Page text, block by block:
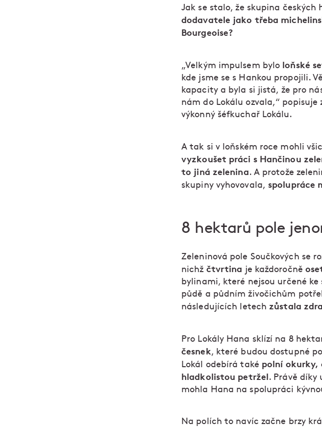
Jak se stalo, že skupina českých
dodavatele jako třeba
Bourgeoise?
„Velkým impulsem bylo loňské
kde jsme se s Hankou propojili.
kapacity a byla si jistá, že pro
nám do Lokálu ozvala,“
výkonný šéfkuchař Lokálu.
A tak si v loňském roce mohli
vyzkoušet práci s Hančinou
to jiná zelenina. A protože
skupiny vyhovovala, spolupráce
8 hektarů pole
Zeleninová pole Součkových se
nichž čtvrtina je každoročně
bylinami, které nejsou určené
půdě a půdním živočichům
následujících letech zůstala
Pro Lokály Hana sklízí na 8
česnek, které budou dostupné
Lokál odebírá také polní okurky,
hladkolistou petržel. Právě díky
mohla Hana na spolupráci
Na polích to navíc začne brzy